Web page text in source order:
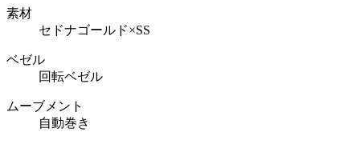
素材
セドナゴールド×SS
ベゼル
回転ベゼル
ムーブメント
自動巻き